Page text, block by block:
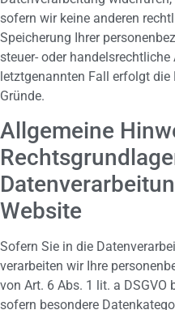
sofern wir keine anderen
Speicherung Ihrer
steuer- oder
letztgenannten Fall erfolgt
Gründe.
Allgemeine
Website
Sofern Sie in die
verarbeiten wir Ihre
von Art. 6 Abs. 1 lit. a DSGVO
sofern besondere